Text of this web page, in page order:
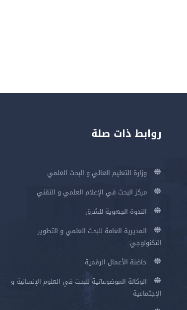
روابط ذات صلة
وزارة التعليم العالي و البحث العلمي
مركز البحث في الإعلام العلمي و التقني
الندوة الجهوية للشرق
المديرية العامة للبحث العلمي و التطوير
التكنولوجي
حاضنة الأعمال الرقمية
الوكالة الموضوعاتية للبحث في العلوم الإنسانية و
الإجتماعية